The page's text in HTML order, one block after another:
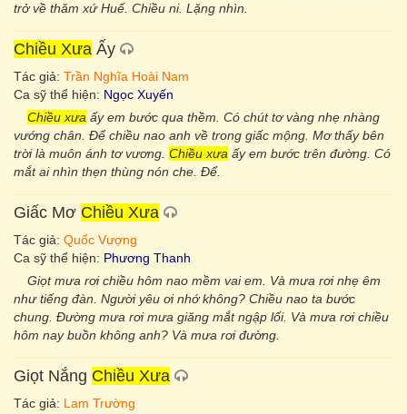
trở về thăm xứ Huế. Chiều ni. Lặng nhìn.
Chiều Xưa Ấy
Tác giả: Trần Nghĩa Hoài Nam
Ca sỹ thể hiện: Ngọc Xuyến
Chiều xưa ấy em bước qua thềm. Có chút tơ vàng nhẹ nhàng
vướng chân. Để chiều nao anh về trong giấc mộng. Mơ thấy bên
trời là muôn ánh tơ vương. Chiều xưa ấy em bước trên đường. Có
mắt ai nhìn thẹn thùng nón che. Để.
Giấc Mơ Chiều Xưa
Tác giả: Quốc Vượng
Ca sỹ thể hiện: Phương Thanh
Giọt mưa rơi chiều hôm nao mềm vai em. Và mưa rơi nhẹ êm
như tiếng đàn. Người yêu ơi nhớ không? Chiều nao ta bước
chung. Đường mưa rơi mưa giăng mắt ngập lối. Và mưa rơi chiều
hôm nay buồn không anh? Và mưa rơi đường.
Giọt Nắng Chiều Xưa
Tác giả: Lam Trường